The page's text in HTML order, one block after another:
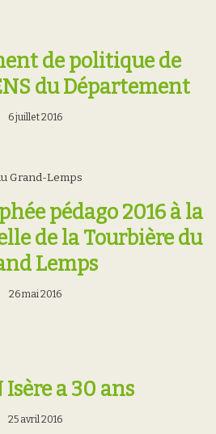
de politique de
du Département
6 juillet 2016
Grand-Lemps
pédago 2016 à la
de la Tourbière du
Lemps
26 mai 2016
Isère a 30 ans
25 avril 2016